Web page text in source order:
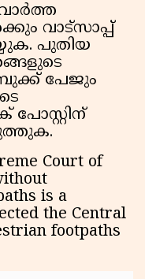
വാട്സാപ്പ്
പുതിയ
പേജും
Court of
is a
the Central
footpaths